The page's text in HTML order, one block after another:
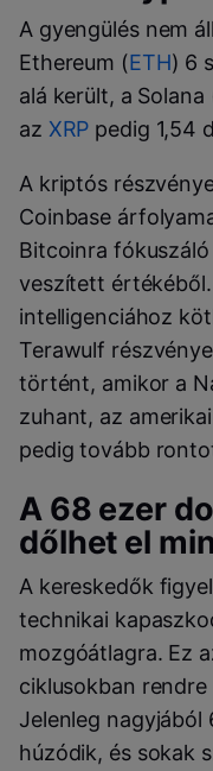
A gyengülés nem
Ethereum (ETH) 6
alá került, a Solana
az XRP pedig 1,54
A kriptós
Coinbase
Bitcoinra fókuszáló
veszített
intelligenciához
Terawulf
történt, amikor a
zuhant, az amerikai
pedig tovább
A 68 ezer
dőlhet el
A kereskedők
technikai
mozgóátlagra. Ez
ciklusokban
Jelenleg
húzódik, és sokak